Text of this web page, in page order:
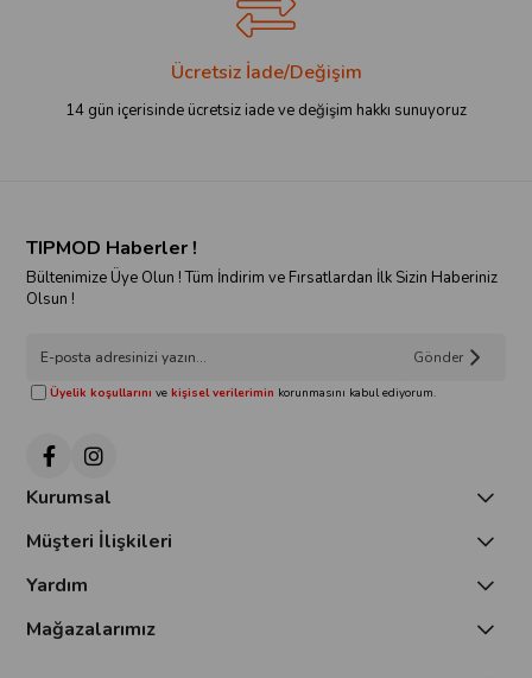
Ücretsiz İade/Değişim
14 gün içerisinde ücretsiz iade ve değişim hakkı sunuyoruz
TIPMOD Haberler !
Bültenimize Üye Olun ! Tüm İndirim ve Fırsatlardan İlk Sizin Haberiniz
Olsun !
Gönder
Üyelik koşullarını vekişisel verilerimin korunmasını kabul ediyorum.
Kurumsal
Müşteri İlişkileri
Yardım
Mağazalarımız